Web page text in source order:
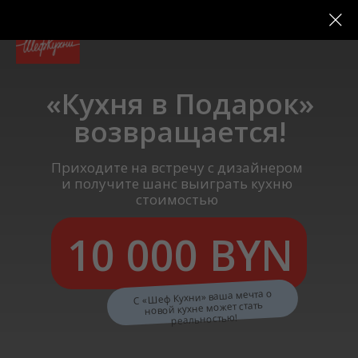
10 000 BYN
«Кухня в Подарок»
возвращается!
С «Шеф Кухни» ваша мечта о
новой кухне может стать
реальностью!
Приходите на встречу с дизайнером
и получите шанс выиграть кухню
стоимостью